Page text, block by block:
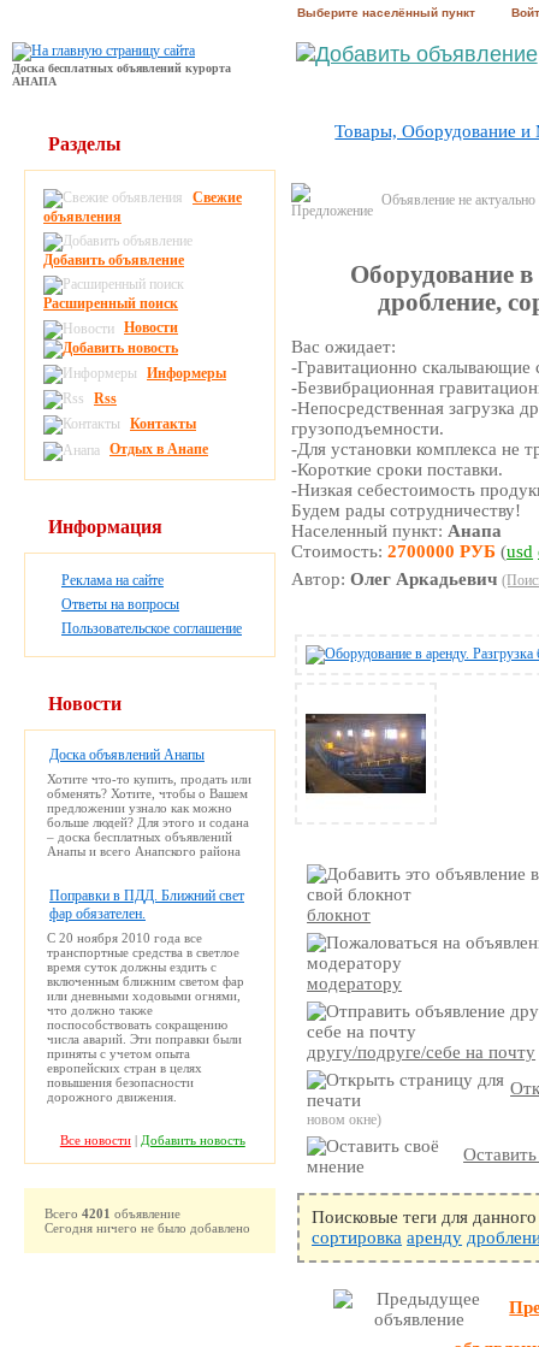
Выберите населённый пункт
Доска бесплатных объявлений курорта
АНАПА
Товары, Оборудование и
Объявление не
Оборудование в
дробление,
Вас ожидает:
-Гравитационно скалывающие
-Безвибрационная
-Непосредственная загрузка
грузоподъемности.
-Для установки комплекса не
-Короткие сроки поставки.
-Низкая себестоимость
Будем рады сотрудничеству!
Населенный пункт: Анапа
Стоимость:2700000 РУБ (usd
Автор:Олег Аркадьевич
блокнот
модератору
другу/подруге/себе на почту
новом окне)
Поисковые теги для
сортировка аренду
Разделы
Свежие
объявления
Добавить объявление
Расширенный поиск
Новости
Информеры
Rss
Контакты
Отдых в Анапе
Информация
Реклама на сайте
Ответы на вопросы
Пользовательское соглашение
Новости
Доска объявлений Анапы
Хотите что-то купить, продать или
обменять? Хотите, чтобы о Вашем
предложении узнало как можно
больше людей? Для этого и содана
– доска бесплатных объявлений
Анапы и всего Анапского района
Поправки в ПДД. Ближний свет
фар обязателен.
С 20 ноября 2010 года все
транспортные средства в светлое
время суток должны ездить с
включенным ближним светом фар
или дневными ходовыми огнями,
что должно также
поспособствовать сокращению
числа аварий. Эти поправки были
приняты с учетом опыта
европейских стран в целях
повышения безопасности
дорожного движения.
Все новости| Добавить новость
Всего 4201 объявление
Сегодня ничего не было добавлено